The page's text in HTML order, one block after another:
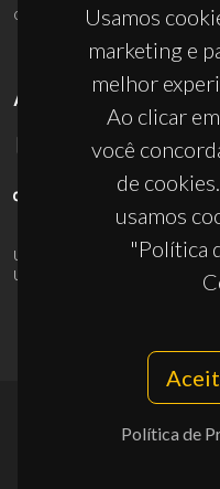
Usamos
marketing e
melhor
Ao clicar
você
de
usamos
"Política
Política de
ciceco@ua.pt
APOIOS
UID/PRR/50011/2025(DOI:
UID/PRR2/50011/2025
©